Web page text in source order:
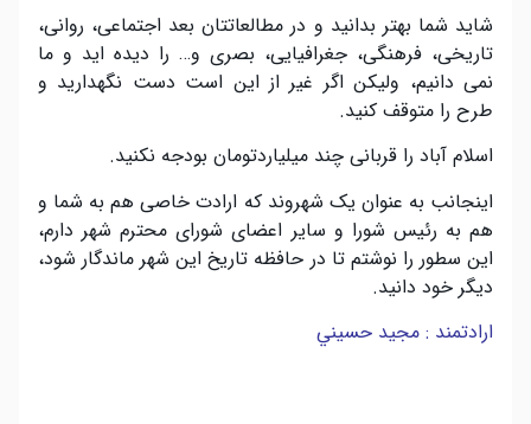
شاید شما بهتر بدانید و در مطالعاتتان بعد اجتماعی، روانی،
تاریخی، فرهنگی، جغرافیایی، بصری و… را دیده اید و ما
نمی دانیم، ولیکن اگر غیر از این است دست نگهدارید و
طرح را متوقف کنید.
اسلام آباد را قربانی چند میلیاردتومان بودجه نکنید.
اینجانب به عنوان یک شهروند که ارادت خاصی هم به شما و
هم به رئیس شورا و سایر اعضای شورای محترم شهر دارم،
این سطور را نوشتم تا در حافظه تاریخ این شهر ماندگار شود،
دیگر خود دانید.
ارادتمند : مجيد حسيني